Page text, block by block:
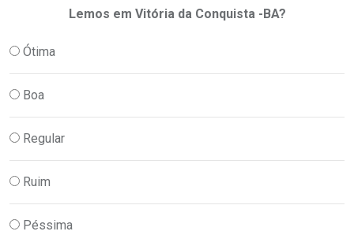
Lemos em Vitória da Conquista -BA?
Ótima
Boa
Regular
Ruim
Péssima